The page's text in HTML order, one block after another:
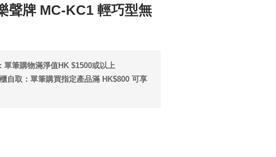
聲牌 MC-KC1 輕巧型無
單筆購物滿淨值HK $1500或以上
自取：單筆購買指定產品滿 HK$800 可享